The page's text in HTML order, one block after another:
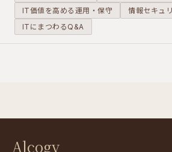
す。その
役割を分
かりやす
く解説し
紹介しま
す。
IT価値を高める運用・保守
情報セキュ
ITにまつわるQ&A
Alcogy